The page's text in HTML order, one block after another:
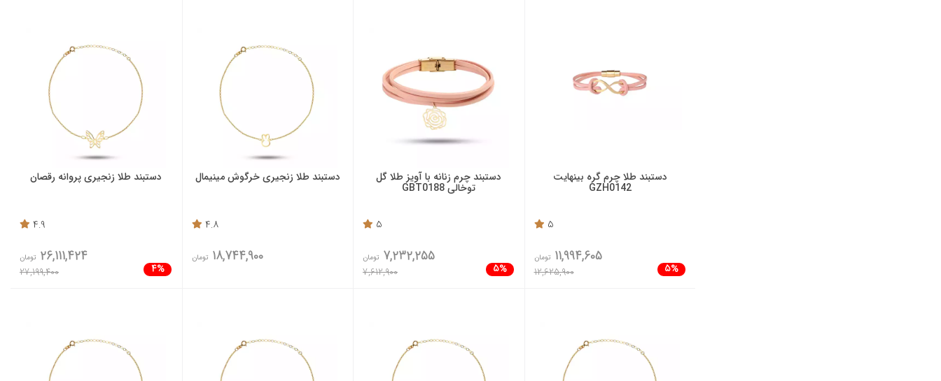
دستبند طلا چرم گره بینهایت
GZH0142
5
5%
11,994,605 تومان
12,625,900
دستبند چرم زنانه با آویز طلا گل
توخالی GBT0188
5
5%
7,232,255 تومان
7,612,900
دستبند طلا زنجیری خرگوش مینیمال
4.8
18,744,900 تومان
دستبند طلا زنجیری پروانه رقصان
4.9
4%
26,111,424 تومان
27,199,400